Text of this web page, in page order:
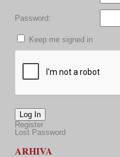
Password:
Keep me signed in
Log In
Register
Lost Password
ARHIVA